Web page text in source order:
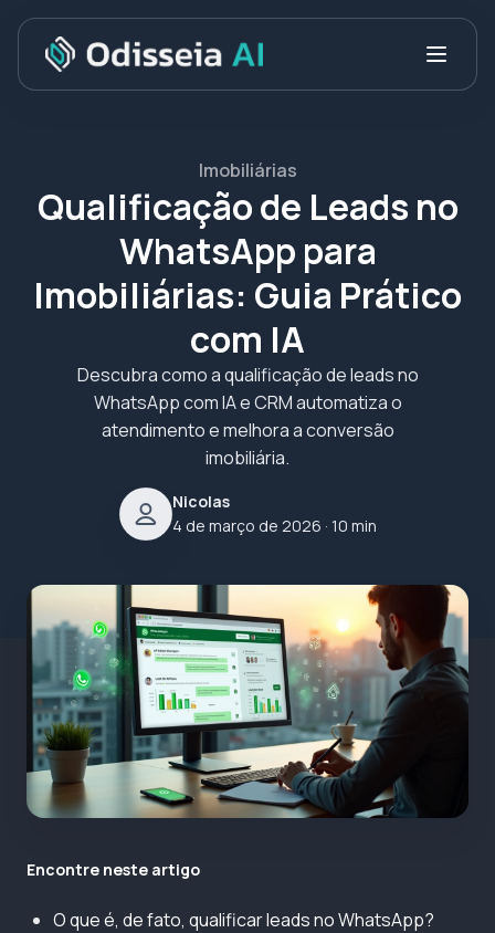
Imobiliárias
Qualificação de Leads no
WhatsApp para
Imobiliárias: Guia Prático
com IA
Descubra como a qualificação de leads no
WhatsApp com IA e CRM automatiza o
atendimento e melhora a conversão
imobiliária.
Nicolas
4 de março de 2026 · 10 min
Encontre neste artigo
O que é, de fato, qualificar leads no WhatsApp?